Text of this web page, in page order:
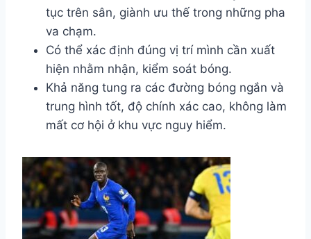
tục trên sân, giành ưu thế trong những pha
va chạm.
Có thể xác định đúng vị trí mình cần xuất
hiện nhằm nhận, kiểm soát bóng.
Khả năng tung ra các đường bóng ngắn và
trung hình tốt, độ chính xác cao, không làm
mất cơ hội ở khu vực nguy hiểm.